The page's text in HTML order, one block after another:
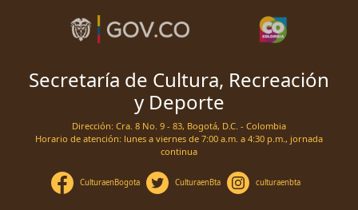
Secretaría de Cultura, Recreación
y Deporte
Dirección: Cra. 8 No. 9 - 83, Bogotá, D.C. - Colombia
Horario de atención: lunes a viernes de 7:00 a.m. a 4:30 p.m., jornada
continua
CulturaenBogota CulturaenBta culturaenbta